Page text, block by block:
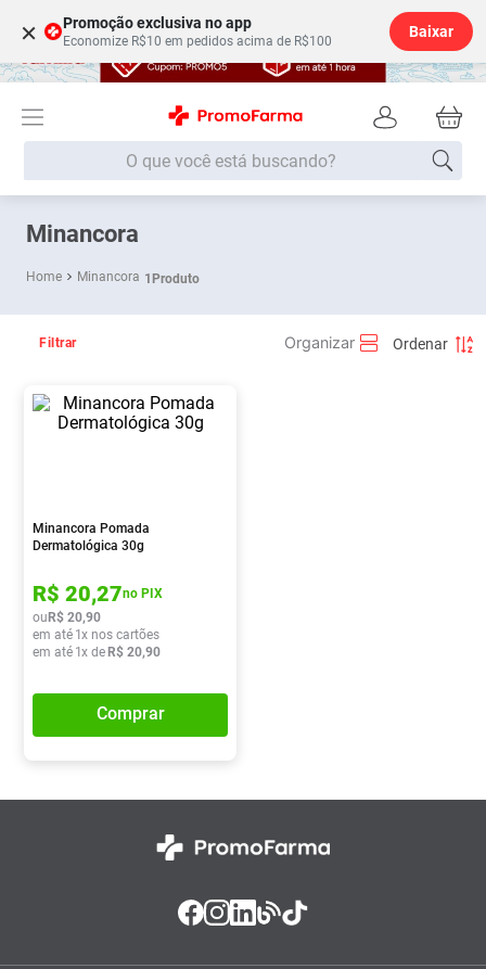
× Promoção exclusiva no app
Economize R$10 em pedidos acima de R$100
Baixar
O que você está buscando?
Minancora
Minancora 1Produto
Filtrar
Minancora Pomada
Dermatológica 30g
R$ 20,27no PIX
ouR$ 20,90
em até 1x nos cartões
em até 1x deR$ 20,90
Comprar
Termos mais buscados
1 º Fralda
3º
5º Fralda G
9º Absorvente
10 º Lavitan